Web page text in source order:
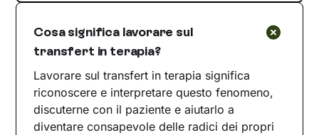
Cosa significa lavorare sul
transfert in terapia?
Lavorare sul transfert in terapia significa
riconoscere e interpretare questo fenomeno,
discuterne con il paziente e aiutarlo a
diventare consapevole delle radici dei propri